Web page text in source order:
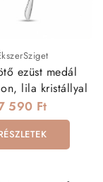
ezüst medál
lila kristállyal
590 Ft